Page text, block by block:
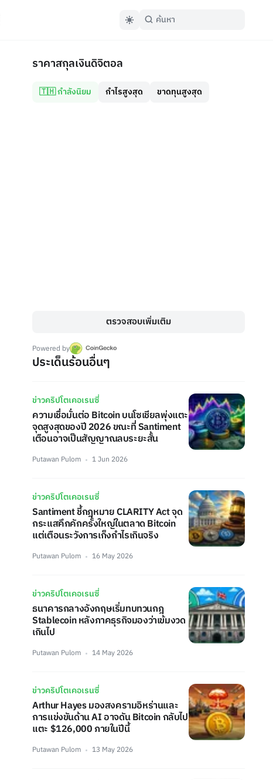
ราคาสกุลเงินดิจิตอล
🇹🇭 กำลังนิยม กำไรสูงสุด ขาดทุนสูงสุด
ตรวจสอบเพิ่มเติม
Powered by
ประเด็นร้อนอื่นๆ
ข่าวคริปโตเคอเรนซี่
ความเชื่อมั่นต่อ Bitcoin บนโซเชียลพุ่งแตะ
จุดสูงสุดของปี 2026 ขณะที่ Santiment
เตือนอาจเป็นสัญญาณลบระยะสั้น
Putawan Pulom 1 Jun 2026
ข่าวคริปโตเคอเรนซี่
Santiment ชี้กฎหมาย CLARITY Act จุด
กระแสคึกคักครั้งใหญ่ในตลาด Bitcoin
แต่เตือนระวังการเก็งกำไรเกินจริง
Putawan Pulom 16 May 2026
ข่าวคริปโตเคอเรนซี่
ธนาคารกลางอังกฤษเริ่มทบทวนกฎ
Stablecoin หลังภาคธุรกิจมองว่าเข้มงวด
เกินไป
Putawan Pulom 14 May 2026
ข่าวคริปโตเคอเรนซี่
Arthur Hayes มองสงครามอิหร่านและ
การแข่งขันด้าน AI อาจดัน Bitcoin กลับไป
แตะ $126,000 ภายในปีนี้
Putawan Pulom 13 May 2026